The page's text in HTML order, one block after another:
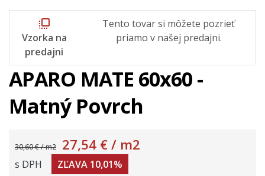
flip_to_front
Vzorka na
predajni
Tento tovar si môžete pozrieť
priamo v našej predajni.
APARO MATE 60x60 -
Matný Povrch
30,60 € / m2 27,54 € / m2
s DPH ZĽAVA 10,01%